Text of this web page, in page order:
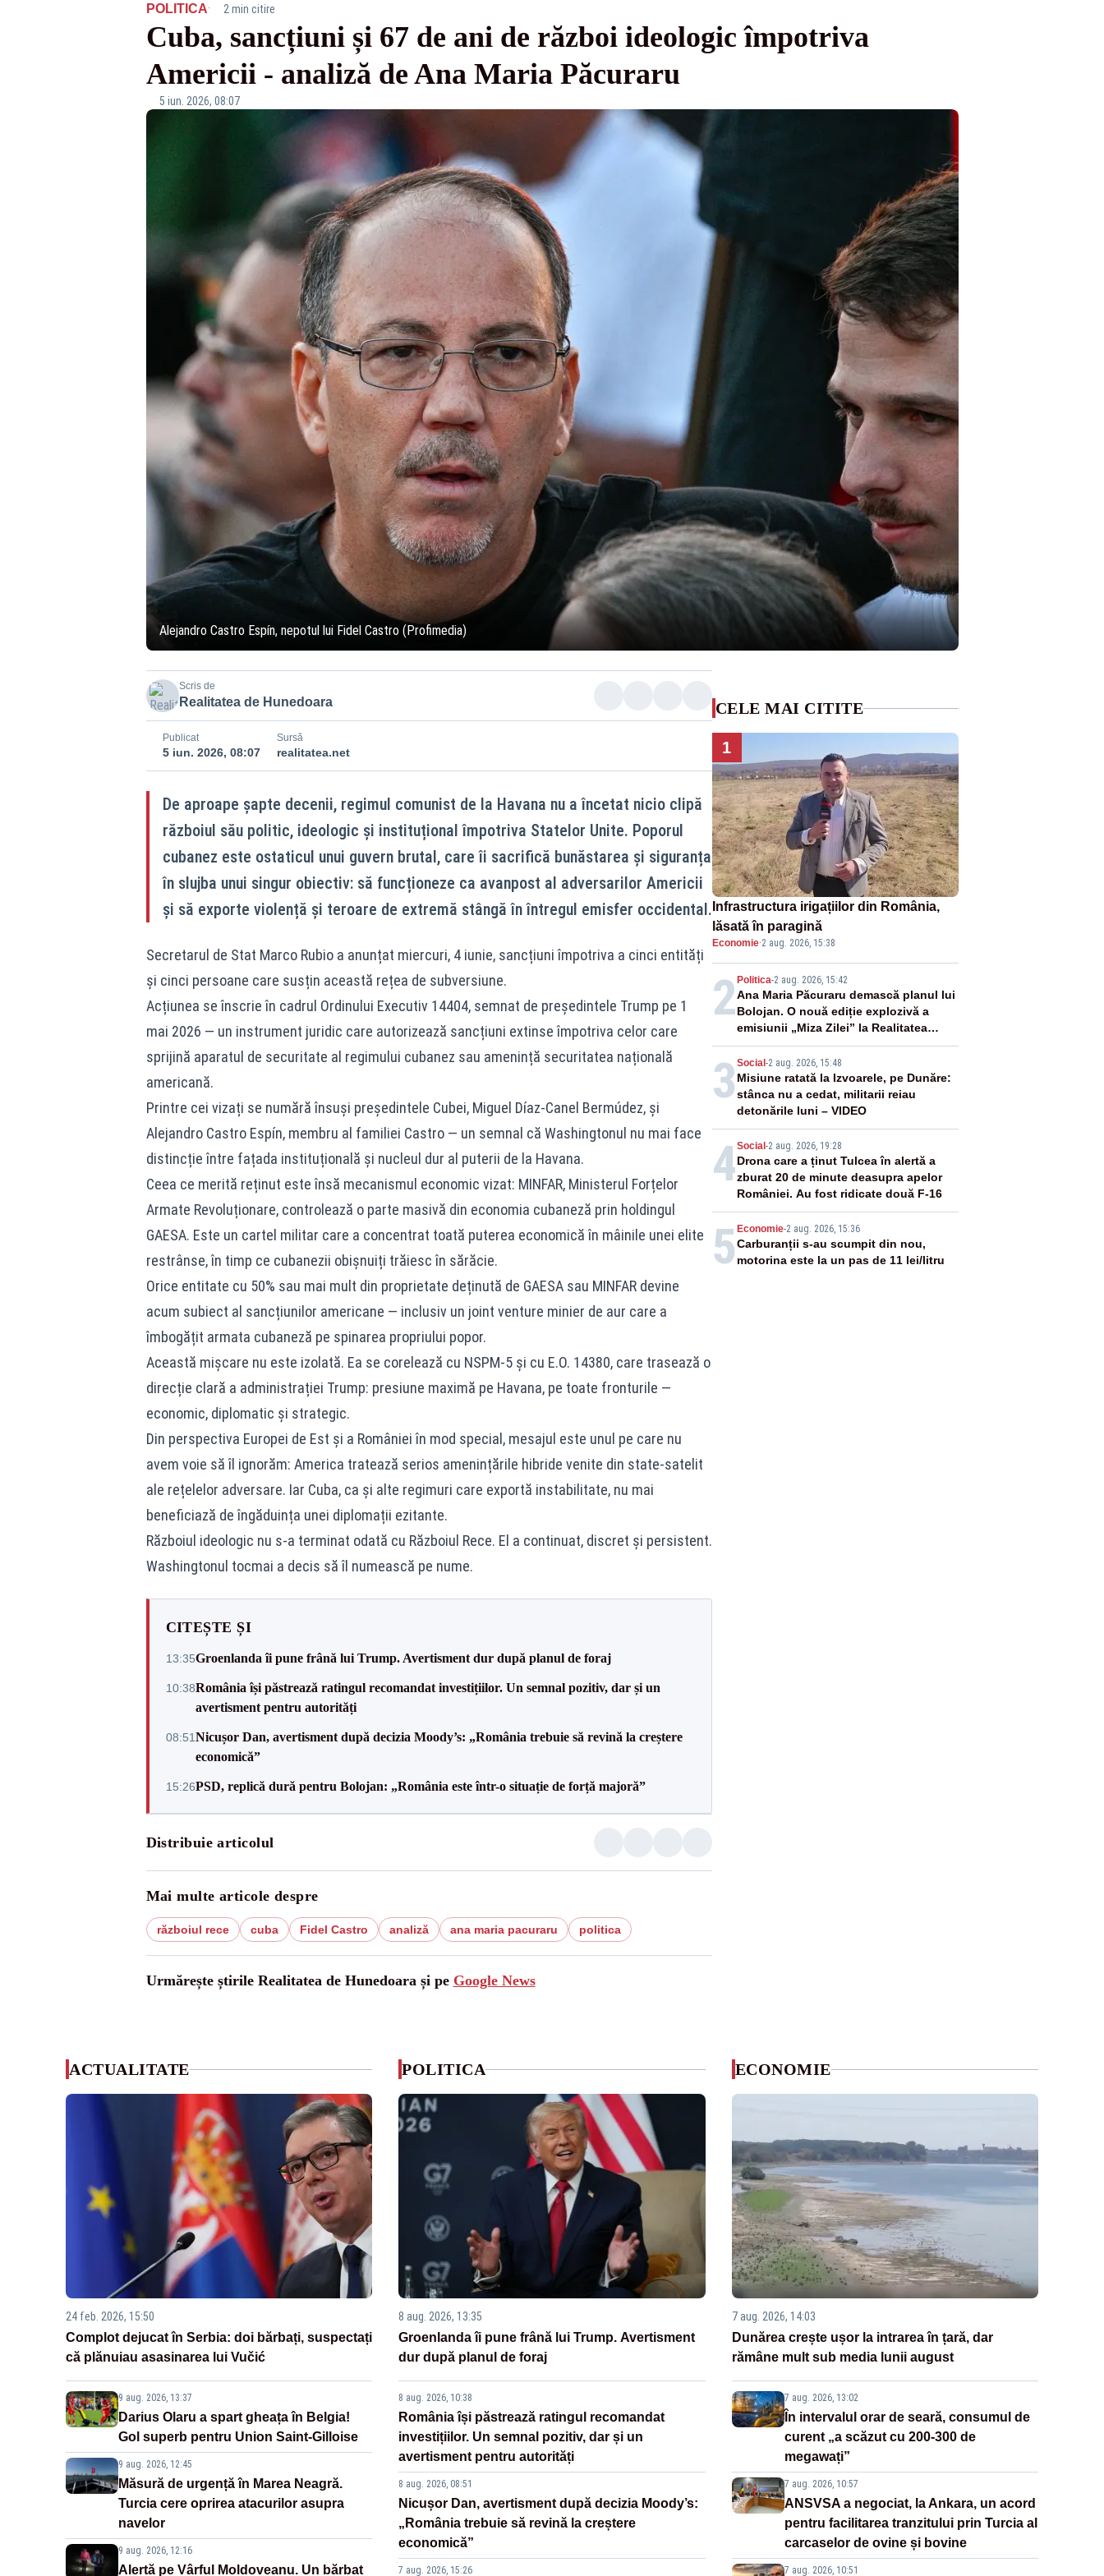
POLITICA· 2 min citire
Cuba, sancțiuni și 67 de ani de război ideologic împotriva
Americii - analiză de Ana Maria Păcuraru
5 iun. 2026, 08:07
Alejandro Castro Espín, nepotul lui Fidel Castro (Profimedia)
Scris de
Realitatea de Hunedoara
Publicat
5 iun. 2026, 08:07
Sursă
realitatea.net
De aproape șapte decenii, regimul comunist de la Havana nu a încetat nicio clipă
războiul său politic, ideologic și instituțional împotriva Statelor Unite. Poporul
cubanez este ostaticul unui guvern brutal, care îi sacrifică bunăstarea și siguranța
în slujba unui singur obiectiv: să funcționeze ca avanpost al adversarilor Americii
și să exporte violență și teroare de extremă stângă în întregul emisfer occidental.
Secretarul de Stat Marco Rubio a anunțat miercuri, 4 iunie, sancțiuni împotriva a cinci entități
și cinci persoane care susțin această rețea de subversiune.
Acțiunea se înscrie în cadrul Ordinului Executiv 14404, semnat de președintele Trump pe 1
mai 2026 — un instrument juridic care autorizează sancțiuni extinse împotriva celor care
sprijină aparatul de securitate al regimului cubanez sau amenință securitatea națională
americană.
Printre cei vizați se numără însuși președintele Cubei, Miguel Díaz-Canel Bermúdez, și
Alejandro Castro Espín, membru al familiei Castro — un semnal că Washingtonul nu mai face
distincție între fațada instituțională și nucleul dur al puterii de la Havana.
Ceea ce merită reținut este însă mecanismul economic vizat: MINFAR, Ministerul Forțelor
Armate Revoluționare, controlează o parte masivă din economia cubaneză prin holdingul
GAESA. Este un cartel militar care a concentrat toată puterea economică în mâinile unei elite
restrânse, în timp ce cubanezii obișnuiți trăiesc în sărăcie.
Orice entitate cu 50% sau mai mult din proprietate deținută de GAESA sau MINFAR devine
acum subiect al sancțiunilor americane — inclusiv un joint venture minier de aur care a
îmbogățit armata cubaneză pe spinarea propriului popor.
Această mișcare nu este izolată. Ea se corelează cu NSPM-5 și cu E.O. 14380, care trasează o
direcție clară a administrației Trump: presiune maximă pe Havana, pe toate fronturile —
economic, diplomatic și strategic.
Din perspectiva Europei de Est și a României în mod special, mesajul este unul pe care nu
avem voie să îl ignorăm: America tratează serios amenințările hibride venite din state-satelit
ale rețelelor adversare. Iar Cuba, ca și alte regimuri care exportă instabilitate, nu mai
beneficiază de îngăduința unei diplomații ezitante.
Războiul ideologic nu s-a terminat odată cu Războiul Rece. El a continuat, discret și persistent.
Washingtonul tocmai a decis să îl numească pe nume.
CITEȘTE ȘI
13:35Groenlanda îi pune frână lui Trump. Avertisment dur după planul de foraj
10:38România își păstrează ratingul recomandat investițiilor. Un semnal pozitiv, dar și un
avertisment pentru autorități
08:51Nicușor Dan, avertisment după decizia Moody’s: „România trebuie să revină la creștere
economică”
15:26PSD, replică dură pentru Bolojan: „România este într-o situație de forță majoră”
Distribuie articolul
Mai multe articole despre
războiul rece cuba Fidel Castro analiză ana maria pacuraru politica
Urmărește știrile Realitatea de Hunedoara și pe Google News
CELE MAI CITITE
1
Infrastructura irigațiilor din România,
lăsată în paragină
Economie·2 aug. 2026, 15:38
2 Politica-2 aug. 2026, 15:42
Ana Maria Păcuraru demască planul lui
Bolojan. O nouă ediție explozivă a
emisiunii „Miza Zilei” la Realitatea
PLUS
3 Social -2 aug. 2026, 15:48
Misiune ratată la Izvoarele, pe Dunăre:
stânca nu a cedat, militarii reiau
detonările luni – VIDEO
4Social -2 aug. 2026, 19:28
Drona care a ținut Tulcea în alertă a
zburat 20 de minute deasupra apelor
României. Au fost ridicate două F-16
5 Economie-2 aug. 2026, 15:36
Carburanții s-au scumpit din nou,
motorina este la un pas de 11 lei/litru
ACTUALITATE
24 feb. 2026, 15:50
Complot dejucat în Serbia: doi bărbați, suspectați
că plănuiau asasinarea lui Vučić
9 aug. 2026, 13:37
Darius Olaru a spart gheața în Belgia!
Gol superb pentru Union Saint-Gilloise
9 aug. 2026, 12:45
Măsură de urgență în Marea Neagră.
Turcia cere oprirea atacurilor asupra
navelor
9 aug. 2026, 12:16
Alertă pe Vârful Moldoveanu. Un bărbat
POLITICA
8 aug. 2026, 13:35
Groenlanda îi pune frână lui Trump. Avertisment
dur după planul de foraj
8 aug. 2026, 10:38
România își păstrează ratingul recomandat
investițiilor. Un semnal pozitiv, dar și un
avertisment pentru autorități
8 aug. 2026, 08:51
Nicușor Dan, avertisment după decizia Moody’s:
„România trebuie să revină la creștere
economică”
7 aug. 2026, 15:26
ECONOMIE
7 aug. 2026, 14:03
Dunărea crește ușor la intrarea în țară, dar
rămâne mult sub media lunii august
7 aug. 2026, 13:02
În intervalul orar de seară, consumul de
curent „a scăzut cu 200-300 de
megawați”
7 aug. 2026, 10:57
ANSVSA a negociat, la Ankara, un acord
pentru facilitarea tranzitului prin Turcia al
carcaselor de ovine și bovine
7 aug. 2026, 10:51